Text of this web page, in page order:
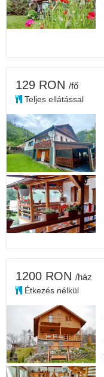
129 RON /fő
Teljes ellátással
1200 RON /ház
Étkezés nélkül